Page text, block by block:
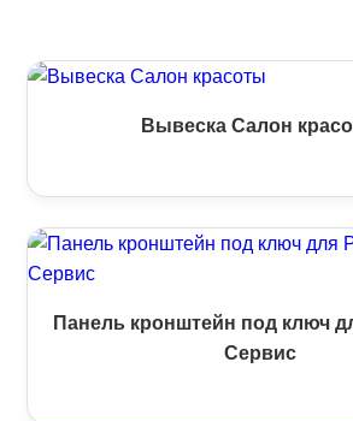
Вывеска Салон
Панель кронштейн под ключ
Сервис